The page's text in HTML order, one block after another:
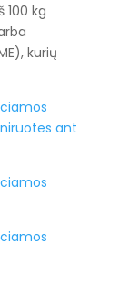
100 kg
kurių
ant